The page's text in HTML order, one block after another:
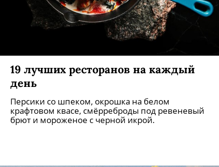
19 лучших ресторанов на каждый
день
Персики со шпеком, окрошка на белом
крафтовом квасе, смёрреброды под ревеневый
брют и мороженое с черной икрой.